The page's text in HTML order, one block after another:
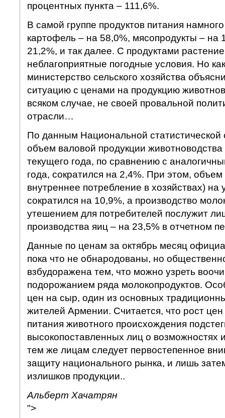
процентных пункта – 111,6%.
В самой группе продуктов питания
картофель – на 58,0%, мясопродукты – на
21,2%, и так далее. С продуктами
неблагоприятные погодные условия. Но
министерство сельского хозяйства
ситуацию с ценами на продукцию
всяком случае, не своей провальной
отрасли…
По данным Национальной
объем валовой продукции
текущего года, по сравнению с
года, сократился на 2,4%. При этом,
внутреннее потребление в хозяйствах) на
сократился на 10,9%, а производство
утешением для потребителей послужит
производства яиц – на 23,5% в отчетном
Данные по ценам за октябрь месяц
пока что не обнародованы, но
взбудоражена тем, что можно узреть
подорожанием ряда молокопродуктов.
цен на сыр, один из основных
жителей Армении. Считается, что рост цен
питания животного происхождения
высокопоставленных лиц о возможностях
тем же лицам следует первостепенное
защиту национального рынка, и лишь
излишков продукции..
Альберт Хачатрян
">